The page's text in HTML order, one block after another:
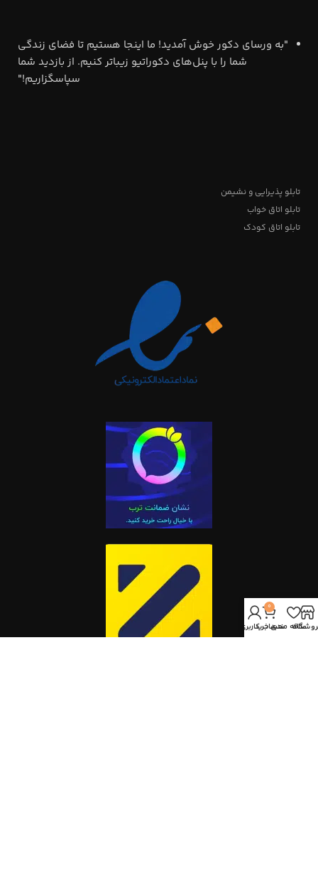
"به ورسای دکور خوش آمدید! ما اینجا هستیم تا فضای زندگی
شما را با پنل‌های دکوراتیو زیباتر کنیم. از بازدید شما
سپاسگزاریم!"
تابلو پذیرایی و نشیمن
تابلو اتاق خواب
تابلو اتاق کودک
علاقه مندی
0
سبد خرید
حساب کاربری من